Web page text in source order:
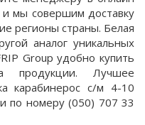
мы совершим доставку
регионы страны. Белая
аналог уникальных
Group удобно купить
продукции. Лучшее
карабинерос с/м 4-10
по номеру (050) 707 33